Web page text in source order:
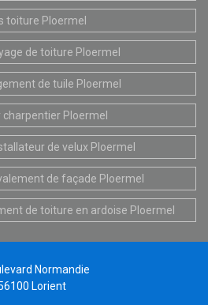
toiture Ploermel
de toiture Ploermel
de tuile Ploermel
charpentier Ploermel
de velux Ploermel
de façade Ploermel
de toiture en ardoise Ploermel
Normandie
Lorient